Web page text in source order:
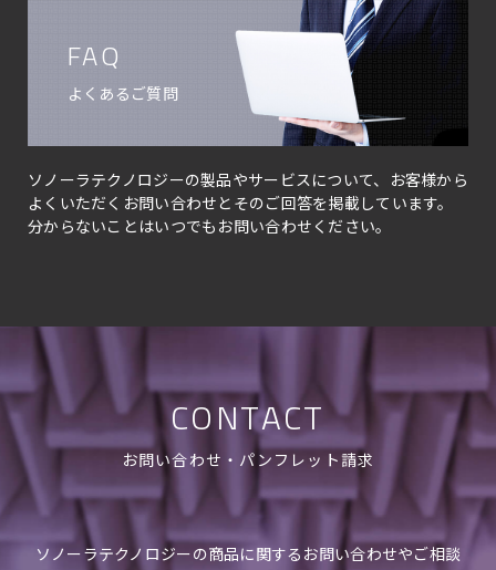
FAQ
よくあるご質問
ソノーラテクノロジーの製品やサービスについて、お客様から
よくいただくお問い合わせとそのご回答を掲載しています。
分からないことはいつでもお問い合わせください。
CONTACT
お問い合わせ・パンフレット請求
ソノーラテクノロジーの商品に関するお問い合わせやご相談